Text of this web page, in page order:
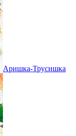
Аришка-Трусишка